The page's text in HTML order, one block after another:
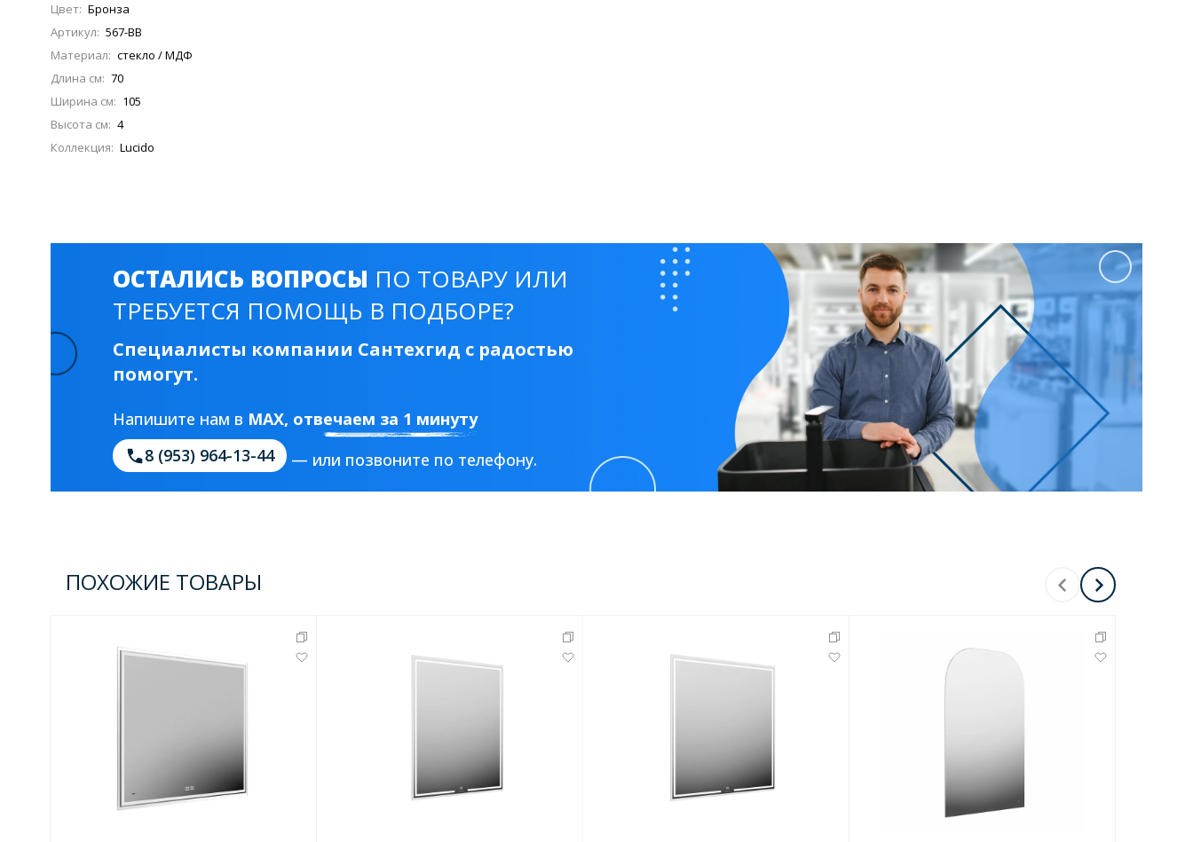
Цвет: Бронза
Артикул: 567-BB
Материал: стекло / МДФ
Длина см: 70
Ширина см: 105
Высота см: 4
Коллекция: Lucido
ОСТАЛИСЬ ВОПРОСЫ ПО ТОВАРУ ИЛИ
ТРЕБУЕТСЯ ПОМОЩЬ В ПОДБОРЕ?
Специалисты компании Сантехгид с радостью
помогут.
Напишите нам в MAX, отвечаем за 1 минуту
8 (953) 964-13-44
— или позвоните по телефону.
ПОХОЖИЕ ТОВАРЫ